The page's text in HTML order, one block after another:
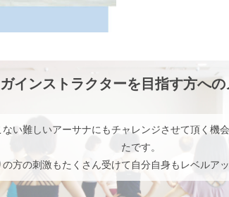
インストラクターを目指す方へ
い難しいアーサナにもチャレンジさせて頂く機
たです。
の方の刺激もたくさん受けて自分自身もレベルア